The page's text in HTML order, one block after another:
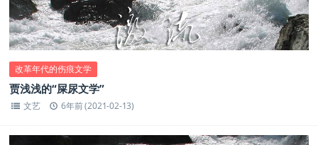
改革年代的伤痕文学
贾浅浅的“屎尿文学”
文艺 6年前 (2021-02-13)